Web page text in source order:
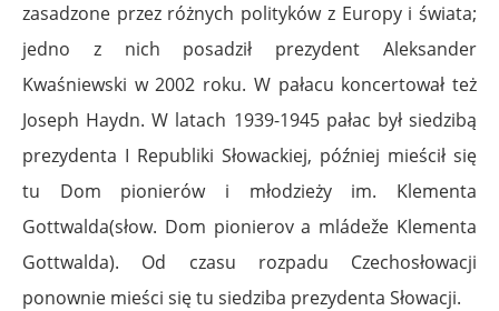
zasadzone przez różnych polityków z Europy i świata;
jedno z nich posadził prezydent Aleksander
Kwaśniewski w 2002 roku. W pałacu koncertował też
Joseph Haydn. W latach 1939-1945 pałac był siedzibą
prezydenta I Republiki Słowackiej, później mieścił się
tu Dom pionierów i młodzieży im. Klementa
Gottwalda(słow. Dom pionierov a mládeže Klementa
Gottwalda). Od czasu rozpadu Czechosłowacji
ponownie mieści się tu siedziba prezydenta Słowacji.